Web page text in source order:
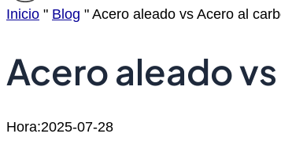
Inicio " Blog " Acero aleado vs Acero al
Acero aleado
Hora:2025-07-28